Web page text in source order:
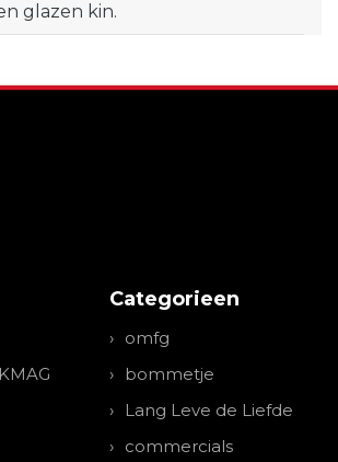
glazen kin.
Categorieen
omfg
bommetje
Lang Leve de Liefde
commercials